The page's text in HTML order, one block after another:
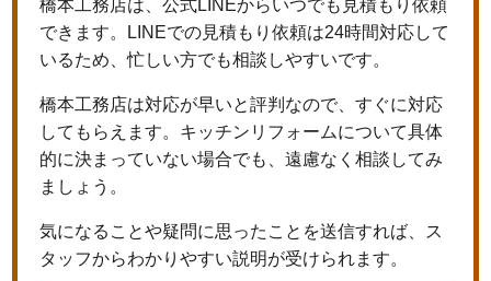
橋本工務店は、公式LINEからいつでも見積もり依頼
できます。LINEでの見積もり依頼は24時間対応して
いるため、忙しい方でも相談しやすいです。
橋本工務店は対応が早いと評判なので、すぐに対応
してもらえます。キッチンリフォームについて具体
的に決まっていない場合でも、遠慮なく相談してみ
ましょう。
気になることや疑問に思ったことを送信すれば、ス
タッフからわかりやすい説明が受けられます。